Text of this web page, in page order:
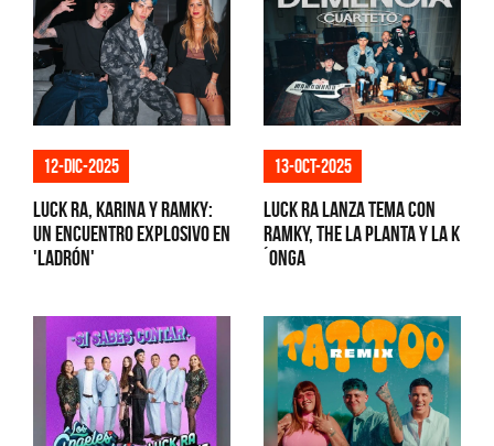
12-dic-2025
Luck Ra, Karina y Ramky:
Un encuentro explosivo en
'Ladrón'
13-oct-2025
Luck Ra lanza tema con
RAMKY, The La Planta y La K
´onga